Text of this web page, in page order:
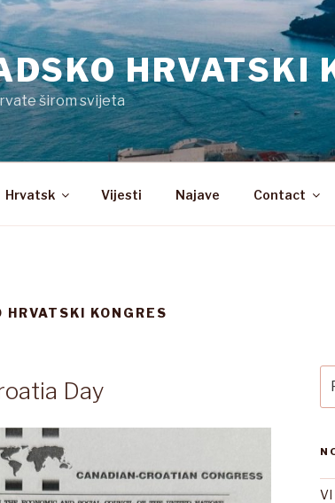
HRVATSKI
širom svijeta
Hrvatsk Vijesti Najave Contact
HRVATSKI KONGRES
Day
VI